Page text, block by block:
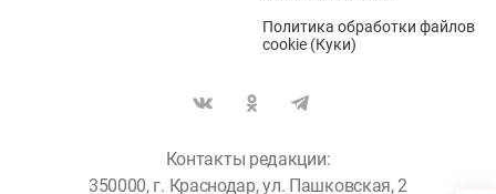
Политика обработки файлов
cookie (Куки)
Контакты редакции:
350000, г. Краснодар, ул. Пашковская, 2